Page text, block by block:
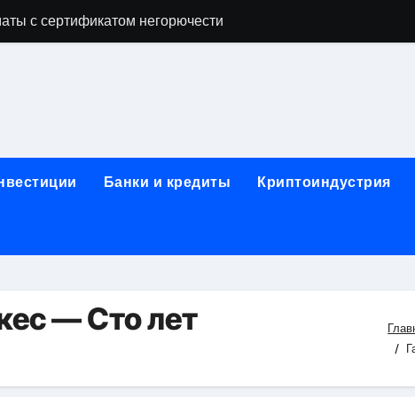
с сертификатом негорючести
и направляющих для конвейерных лент
лотков для хранения электронных компонентов
этапы строительства, проверка застройщика и сценарии
информация о сельскохозяйственных
станций серий T330 и T990
Банки и кредиты Криптоиндустрия
— Сто лет